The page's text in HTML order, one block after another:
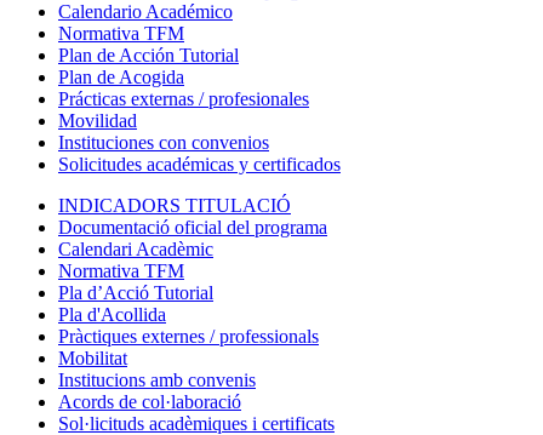
Calendario Académico
Normativa TFM
Plan de Acción Tutorial
Plan de Acogida
Prácticas externas / profesionales
Movilidad
Instituciones con convenios
Solicitudes académicas y certificados
INDICADORS TITULACIÓ
Documentació oficial del programa
Calendari Acadèmic
Normativa TFM
Pla d’Acció Tutorial
Pla d'Acollida
Pràctiques externes / professionals
Mobilitat
Institucions amb convenis
Acords de col·laboració
Sol·licituds acadèmiques i certificats